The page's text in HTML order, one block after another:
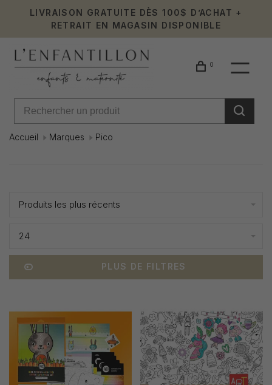
LIVRAISON GRATUITE DÈS 100$ D’ACHAT +
RETRAIT EN MAGASIN DISPONIBLE
0
Accueil Marques Pico
Produits les plus récents
24
PLUS DE FILTRES